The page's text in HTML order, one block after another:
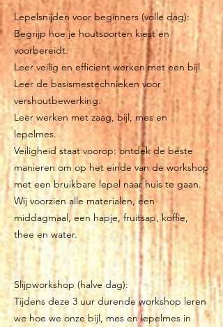
Lepelsnijden voor beginners (volle dag):
Begrijp hoe je houtsoorten kiest en
voorbereidt.
Leer veilig en efficient werken met een bijl.
Leer de basismestechnieken voor
vershoutbewerking.
Leer werken met zaag, bijl, mes en
lepelmes.
Veiligheid staat voorop: ontdek de beste
manieren om op het einde van de workshop
met een bruikbare lepel naar huis te gaan.
Wij voorzien alle materialen, een
middagmaal, een hapje, fruitsap, koffie,
thee en water.
Slijpworkshop (halve dag):
Tijdens deze 3 uur durende workshop leren
we hoe we onze bijl, mes en lepelmes in